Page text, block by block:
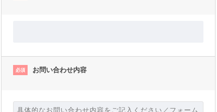
必須 お問い合わせ内容